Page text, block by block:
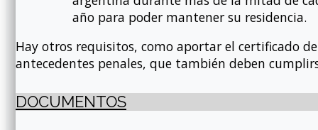
año para poder mantener su residencia.
Hay otros requisitos, como aportar el certificado de
antecedentes penales, que también deben
DOCUMENTOS